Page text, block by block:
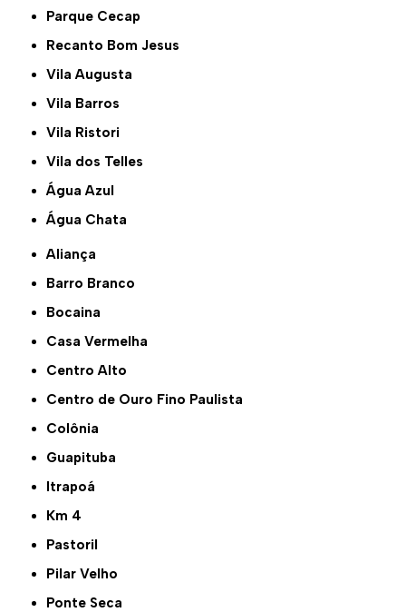
Parque Cecap
Recanto Bom Jesus
Vila Augusta
Vila Barros
Vila Ristori
Vila dos Telles
Água Azul
Água Chata
Aliança
Barro Branco
Bocaina
Casa Vermelha
Centro Alto
Centro de Ouro Fino Paulista
Colônia
Guapituba
Itrapoá
Km 4
Pastoril
Pilar Velho
Ponte Seca